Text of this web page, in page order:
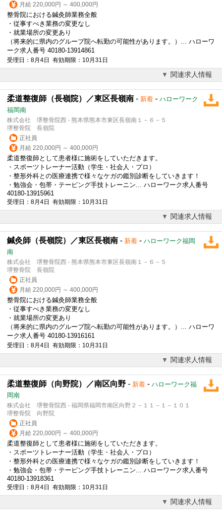
月給 220,000円 ～ 400,000円
整骨院における鍼灸師業務全般
・従事すべき業務の変更なし
・就業場所の変更あり
（将来的に県内のグループ院へ転勤の可能性があります。）... ハローワ
ーク求人番号 40180-13914861
受理日：8月4日 有効期限：10月31日
関連求人情報
柔道整復師（長嶺院）／東区長嶺南 - 新着 - ハローワーク
福岡南
株式会社 堺整骨院西 - 熊本県熊本市東区長嶺南１－６－５
堺整骨院 長嶺院
正社員
月給 220,000円 ～ 400,000円
柔道整復師として患者様に施術をしていただきます。
・スポーツトレーナー活動（学生・社会人・プロ）
・整形外科との医療連携で様々なケガの鑑別診断をしていきます！
・勉強会・包帯・テーピング手技トレーニン... ハローワーク求人番号
40180-13915961
受理日：8月4日 有効期限：10月31日
関連求人情報
鍼灸師（長嶺院）／東区長嶺南 - 新着 - ハローワーク福岡
南
株式会社 堺整骨院西 - 熊本県熊本市東区長嶺南１－６－５
堺整骨院 長嶺院
正社員
月給 220,000円 ～ 400,000円
整骨院における鍼灸師業務全般
・従事すべき業務の変更なし
・就業場所の変更あり
（将来的に県内のグループ院へ転勤の可能性があります。）... ハローワ
ーク求人番号 40180-13916161
受理日：8月4日 有効期限：10月31日
関連求人情報
柔道整復師（向野院）／南区向野 - 新着 - ハローワーク福
岡南
株式会社 堺整骨院西 - 福岡県福岡市南区向野２－１１－１－１０１
堺整骨院 向野院
正社員
月給 220,000円 ～ 400,000円
柔道整復師として患者様に施術をしていただきます。
・スポーツトレーナー活動（学生・社会人・プロ）
・整形外科との医療連携で様々なケガの鑑別診断をしていきます！
・勉強会・包帯・テーピング手技トレーニン... ハローワーク求人番号
40180-13918361
受理日：8月4日 有効期限：10月31日
関連求人情報